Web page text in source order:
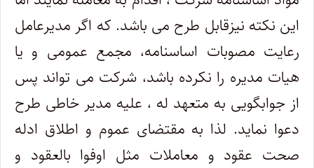
این نکته نیزقابل طرح می باشد. که اگر مدیرعامل
رعایت مصوبات اساسنامه، مجمع عمومی و یا
هیات مدیره را نکرده باشد، شرکت می تواند پس
از جوابگویی به متعهد له ، علیه مدیر خاطی طرح
دعوا نماید. لذا به مقتضای عموم و اطلاق ادله
صحت عقود و معاملات مثل اوفوا بالعقود و